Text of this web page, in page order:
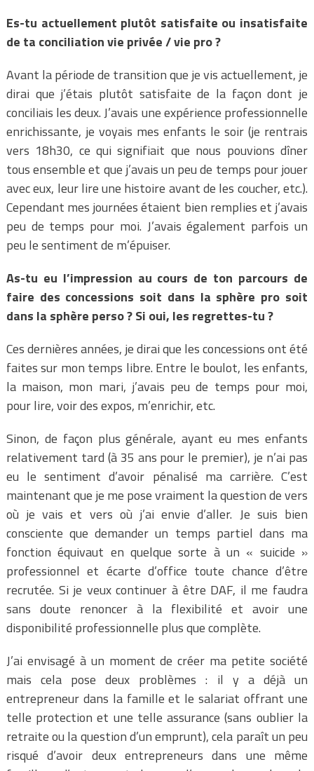
Es-tu actuellement plutôt satisfaite ou insatisfaite
de ta conciliation vie privée / vie pro ?
Avant la période de transition que je vis actuellement, je
dirai que j’étais plutôt satisfaite de la façon dont je
conciliais les deux. J’avais une expérience professionnelle
enrichissante, je voyais mes enfants le soir (je rentrais
vers 18h30, ce qui signifiait que nous pouvions dîner
tous ensemble et que j’avais un peu de temps pour jouer
avec eux, leur lire une histoire avant de les coucher, etc.).
Cependant mes journées étaient bien remplies et j’avais
peu de temps pour moi. J’avais également parfois un
peu le sentiment de m’épuiser.
As-tu eu l’impression au cours de ton parcours de
faire des concessions soit dans la sphère pro soit
dans la sphère perso ? Si oui, les regrettes-tu ?
Ces dernières années, je dirai que les concessions ont été
faites sur mon temps libre. Entre le boulot, les enfants,
la maison, mon mari, j’avais peu de temps pour moi,
pour lire, voir des expos, m’enrichir, etc.
Sinon, de façon plus générale, ayant eu mes enfants
relativement tard (à 35 ans pour le premier), je n’ai pas
eu le sentiment d’avoir pénalisé ma carrière. C’est
maintenant que je me pose vraiment la question de vers
où je vais et vers où j’ai envie d’aller. Je suis bien
consciente que demander un temps partiel dans ma
fonction équivaut en quelque sorte à un « suicide »
professionnel et écarte d’office toute chance d’être
recrutée. Si je veux continuer à être DAF, il me faudra
sans doute renoncer à la flexibilité et avoir une
disponibilité professionnelle plus que complète.
J’ai envisagé à un moment de créer ma petite société
mais cela pose deux problèmes : il y a déjà un
entrepreneur dans la famille et le salariat offrant une
telle protection et une telle assurance (sans oublier la
retraite ou la question d’un emprunt), cela paraît un peu
risqué d’avoir deux entrepreneurs dans une même